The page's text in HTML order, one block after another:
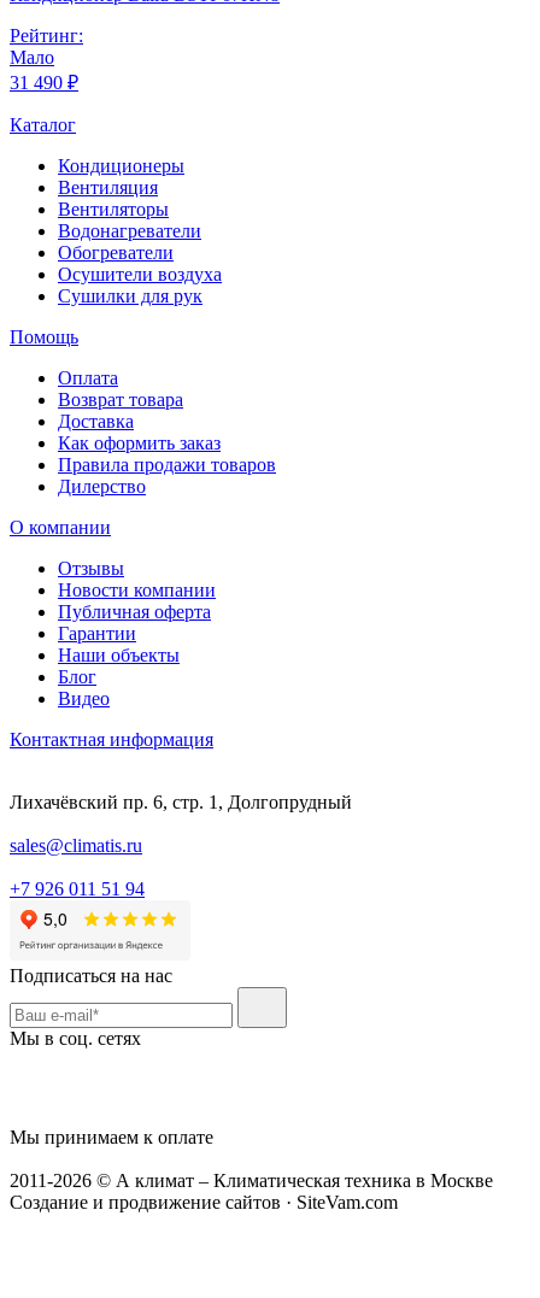
Рейтинг:
Мало
31 490 ₽
Каталог
Кондиционеры
Вентиляция
Вентиляторы
Водонагреватели
Обогреватели
Осушители воздуха
Сушилки для рук
Помощь
Оплата
Возврат товара
Доставка
Как оформить заказ
Правила продажи товаров
Дилерство
О компании
Отзывы
Новости компании
Публичная оферта
Гарантии
Наши объекты
Блог
Видео
Контактная информация
Лихачёвский пр. 6, стр. 1, Долгопрудный
sales@climatis.ru
+7 926 011 51 94
Подписаться на нас
Мы в соц. сетях
Мы принимаем к оплате
2011-2026 © А климат – Климатическая техника в Москве
Создание и продвижение сайтов · SiteVam.com